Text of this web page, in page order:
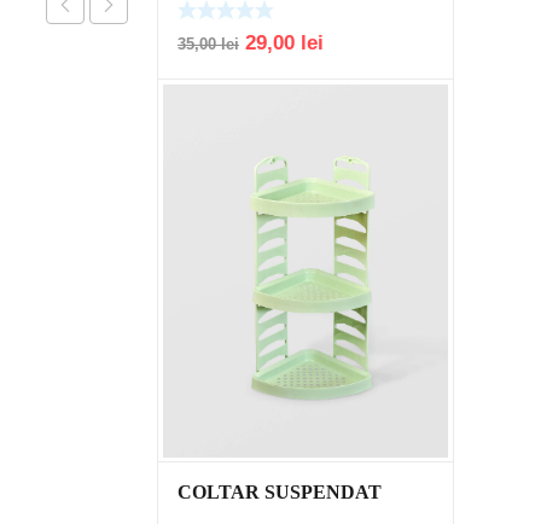
35,00lei Original
29,00 lei
COLTAR SUSPENDAT